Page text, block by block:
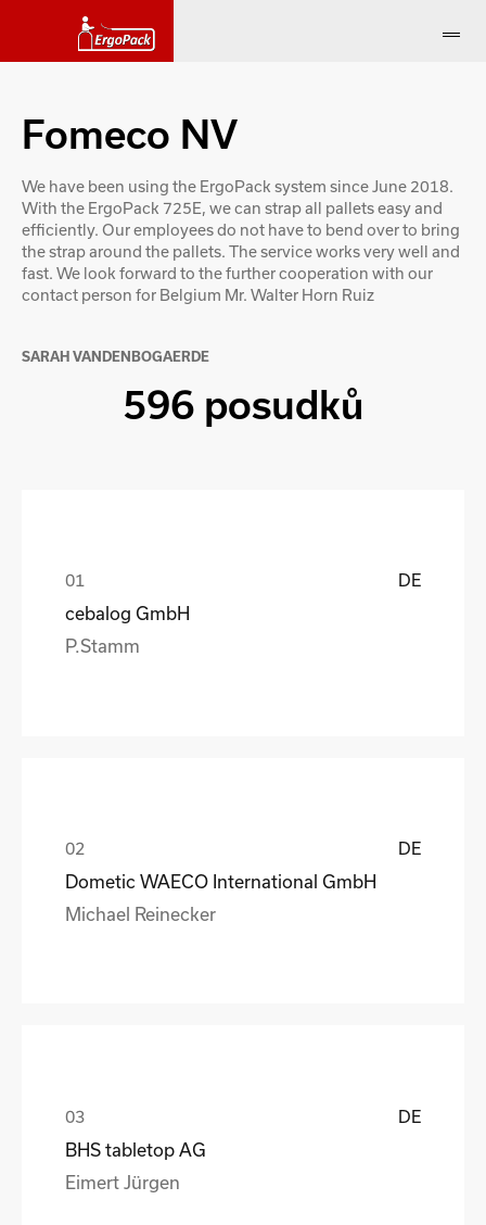
Fomeco NV
We have been using the ErgoPack system since June 2018.
With the ErgoPack 725E, we can strap all pallets easy and
efficiently. Our employees do not have to bend over to bring
the strap around the pallets. The service works very well and
fast. We look forward to the further cooperation with our
contact person for Belgium Mr. Walter Horn Ruiz
SARAH VANDENBOGAERDE
596 posudků
DE
cebalog GmbH
P.Stamm
DE
Dometic WAECO International GmbH
Michael Reinecker
DE
BHS tabletop AG
Eimert Jürgen